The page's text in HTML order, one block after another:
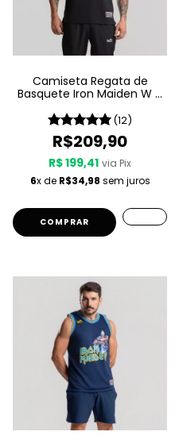
Camiseta Regata de
Basquete Iron Maiden W A
(12)
R$209,90
R$ 199,41 via Pix
6x de R$34,98 sem juros
COMPRAR